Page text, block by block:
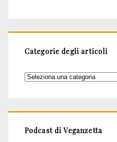
Categorie degli articoli
Categorie
Podcast di Veganzetta